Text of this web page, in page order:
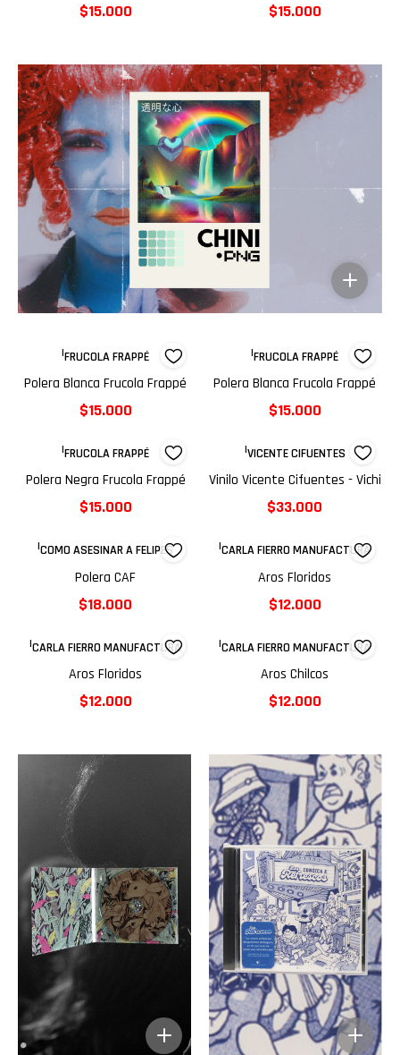
$15.000 $15.000
|FRUCOLA FRAPPÉ
Polera Blanca Frucola Frappé
$15.000
|FRUCOLA FRAPPÉ
Polera Blanca Frucola Frappé
$15.000
|FRUCOLA FRAPPÉ
Polera Negra Frucola Frappé
$15.000
|VICENTE CIFUENTES
Vinilo Vicente Cifuentes - Vichi
$33.000
|COMO ASESINAR A FELIPES
Polera CAF
$18.000
|CARLA FIERRO MANUFACTURA
Aros Floridos
$12.000
|CARLA FIERRO MANUFACTURA
Aros Floridos
$12.000
|CARLA FIERRO MANUFACTURA
Aros Chilcos
$12.000